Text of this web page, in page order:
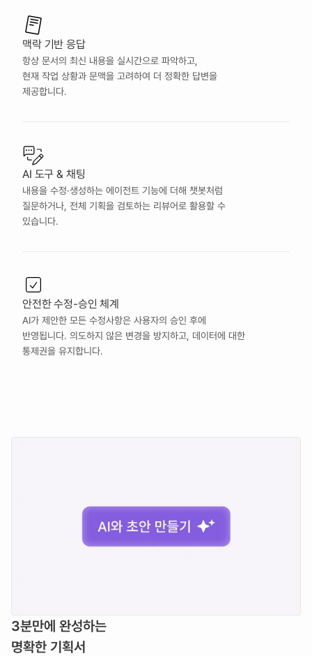
맥락 기반 응답
항상 문서의 최신 내용을 실시간으로 파악하고,
현재 작업 상황과 문맥을 고려하여 더 정확한 답변을
제공합니다.
AI 도구 & 채팅
내용을 수정·생성하는 에이전트 기능에 더해 챗봇처럼
질문하거나, 전체 기획을 검토하는 리뷰어로 활용할 수
있습니다.
안전한 수정-승인 체계
AI가 제안한 모든 수정사항은 사용자의 승인 후에
반영됩니다. 의도하지 않은 변경을 방지하고, 데이터에 대한
통제권을 유지합니다.
3분만에 완성하는
명확한 기획서